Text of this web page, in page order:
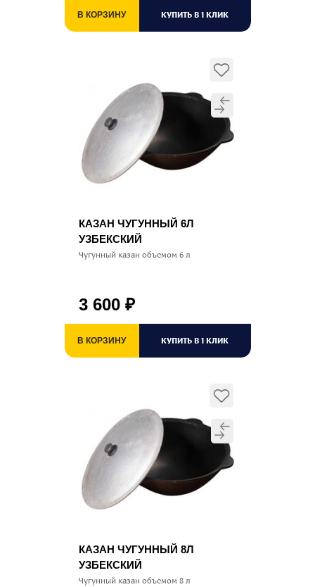
В КОРЗИНУ КУПИТЬ В 1 КЛИК
КАЗАН ЧУГУННЫЙ 6Л
УЗБЕКСКИЙ
Чугунный казан объемом 6 л
3 600 ₽
В КОРЗИНУ КУПИТЬ В 1 КЛИК
КАЗАН ЧУГУННЫЙ 8Л
УЗБЕКСКИЙ
Чугунный казан объемом 8 л